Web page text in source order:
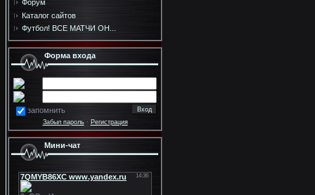
Форум
Каталог сайтов
Футбол! ВСЕ МАТЧИ ОН...
Форма входа
запомнить
Забыл пароль· Регистрация
Мини-чат